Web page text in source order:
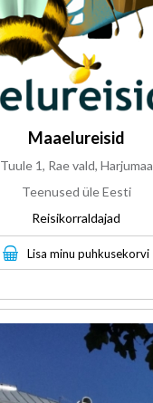
Maaelureisid
Tuule 1, Rae vald, Harjumaa
Teenused üle Eesti
Reisikorraldajad
Lisa minu puhkusekorvi